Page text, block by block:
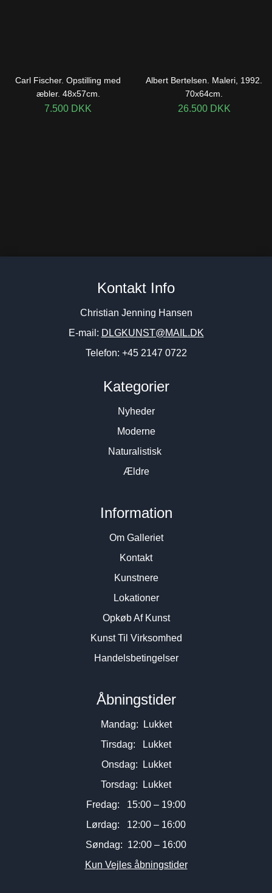
Carl Fischer. Opstilling med
æbler. 48x57cm.
7.500 DKK
Albert Bertelsen. Maleri, 1992.
70x64cm.
26.500 DKK
Komposition. 75x75cm.Kontakt Info
Christian Jenning Hansen
E-mail: DLGKUNST@MAIL.DK
Telefon: +45 2147 0722
Kategorier
Nyheder
Moderne
Naturalistisk
Ældre
Information
Om Galleriet
Kontakt
Kunstnere
Lokationer
Opkøb Af Kunst
Kunst Til Virksomhed
Handelsbetingelser
Åbningstider
Mandag: Lukket
Tirsdag: Lukket
Onsdag: Lukket
Torsdag: Lukket
Fredag: 15:00 – 19:00
Lørdag: 12:00 – 16:00
Søndag: 12:00 – 16:00
Kun Vejles åbningstider